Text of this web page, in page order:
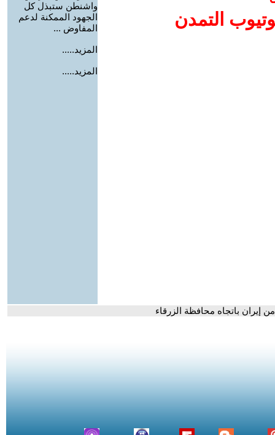
التمدن
واشنطن ستبذل كل
الجهود الممكنة لدعم
المفاوض ...
المزيد.....
المزيد.....